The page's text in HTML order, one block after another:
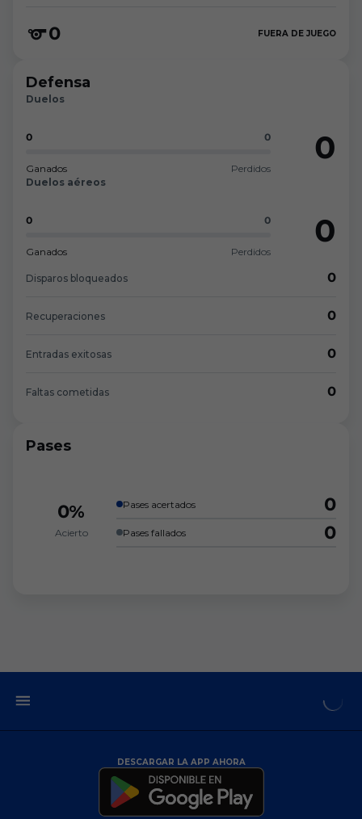
0 FUERA DE JUEGO
Defensa
Duelos
0 0
Ganados Perdidos
0
Duelos aéreos
0 0
Ganados Perdidos
0
Disparos bloqueados 0
Recuperaciones 0
Entradas exitosas 0
Faltas cometidas 0
Pases
0%
Acierto
Pases acertados 0
Pases fallados 0
DESCARGAR LA APP AHORA